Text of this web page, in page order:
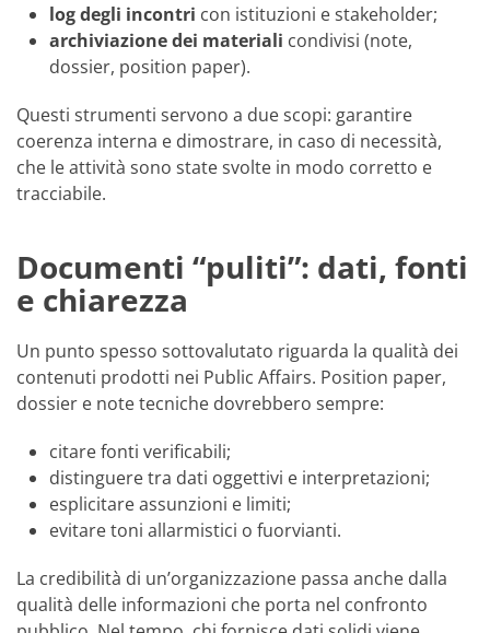
log degli incontri con istituzioni e stakeholder;
archiviazione dei materiali condivisi (note,
dossier, position paper).
Questi strumenti servono a due scopi: garantire
coerenza interna e dimostrare, in caso di necessità,
che le attività sono state svolte in modo corretto e
tracciabile.
Documenti “puliti”: dati, fonti
e chiarezza
Un punto spesso sottovalutato riguarda la qualità dei
contenuti prodotti nei Public Affairs. Position paper,
dossier e note tecniche dovrebbero sempre:
citare fonti verificabili;
distinguere tra dati oggettivi e interpretazioni;
esplicitare assunzioni e limiti;
evitare toni allarmistici o fuorvianti.
La credibilità di un’organizzazione passa anche dalla
qualità delle informazioni che porta nel confronto